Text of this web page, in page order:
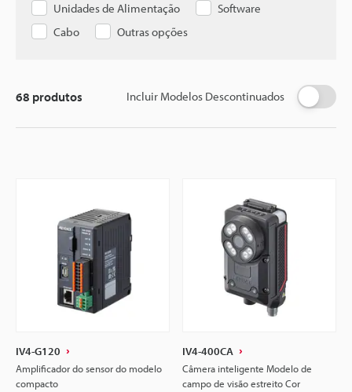
Unidades de Alimentação
Software
Cabo
Outras opções
Incluir Modelos Descontinuados
68 produtos
IV4-G120
Amplificador do sensor do modelo
compacto
IV4-400CA
Câmera inteligente Modelo de
campo de visão estreito Cor